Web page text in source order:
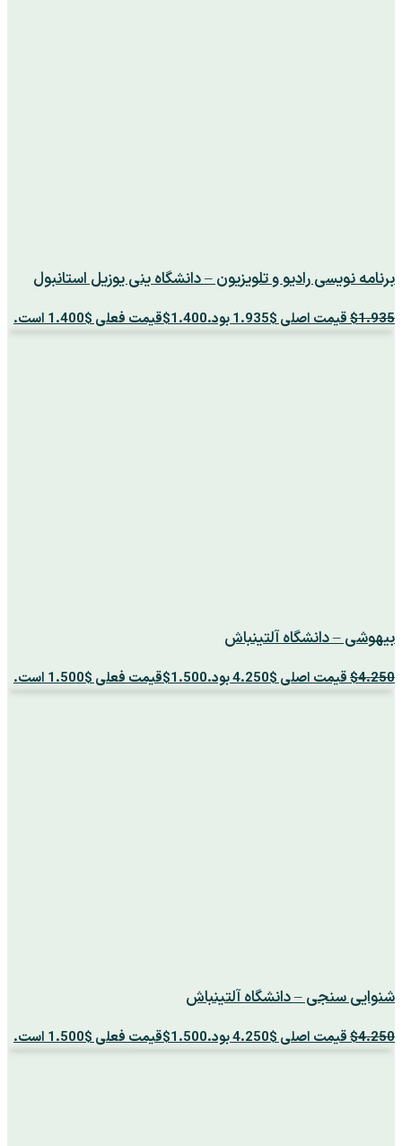
برنامه نویسی رادیو و تلویزیون – دانشگاه ینی یوزیل استانبول
$1.935 قیمت اصلی $1.935 بود. $1.400 قیمت فعلی $1.400 است.
بیهوشی – دانشگاه آلتینباش
$4.250 قیمت اصلی $4.250 بود. $1.500 قیمت فعلی $1.500 است.
شنوایی سنجی – دانشگاه آلتینباش
$4.250 قیمت اصلی $4.250 بود. $1.500 قیمت فعلی $1.500 است.